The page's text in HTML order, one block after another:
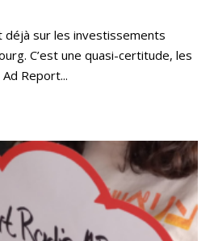
déjà sur les investissements
C’est une quasi-certitude, les
Report...